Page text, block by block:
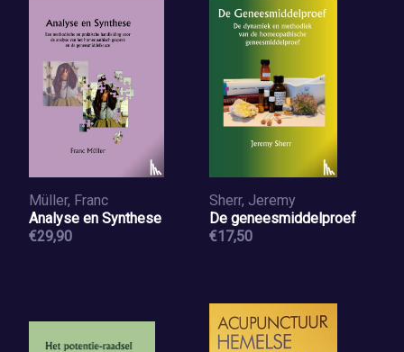
Müller, Franc
Analyse en Synthese
€29,90
Sherr, Jeremy
De geneesmiddelproef
€17,50